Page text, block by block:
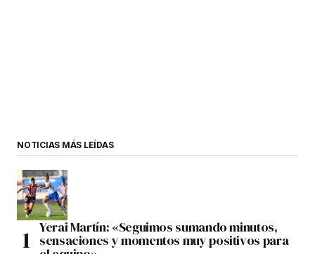
NOTICIAS MÁS LEÍDAS
Yerai Martín: «Seguimos sumando minutos,
sensaciones y momentos muy positivos para